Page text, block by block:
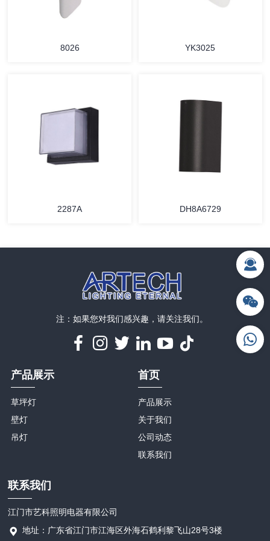
8026 YK3025
2287A DH8A6729
注：如果您对我们感兴趣，请关注我们。
产品展示
草坪灯
壁灯
吊灯
首页
产品展示
关于我们
公司动态
联系我们
联系我们
江门市艺科照明电器有限公司
地址：广东省江门市江海区外海石鹤利黎飞山28号3楼